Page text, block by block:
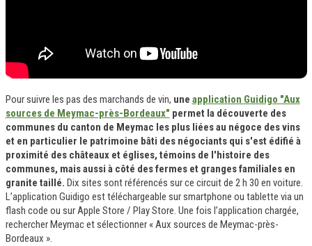
Pour suivre les pas des marchands de vin, une application Guidigo "Aux
sources de Meymac-près-Bordeaux" permet la découverte des
communes du canton de Meymac les plus liées au négoce des vins
et en particulier le patrimoine bâti des négociants qui s'est édifié à
proximité des châteaux et églises, témoins de l'histoire des
communes, mais aussi à côté des fermes et granges familiales en
granite taillé. Dix sites sont référencés sur ce circuit de 2 h 30 en voiture.
L’application Guidigo est téléchargeable sur smartphone ou tablette via un
flash code ou sur Apple Store / Play Store. Une fois l’application chargée,
rechercher Meymac et sélectionner « Aux sources de Meymac-près-
Bordeaux ».